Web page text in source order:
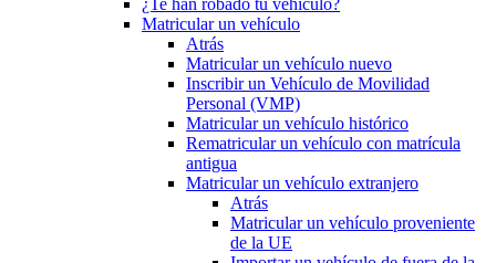
¿Te han robado tu vehículo?
Matricular un vehículo
Atrás
Matricular un vehículo nuevo
Inscribir un Vehículo de Movilidad
Personal (VMP)
Matricular un vehículo histórico
Rematricular un vehículo con matrícula
antigua
Matricular un vehículo extranjero
Atrás
Matricular un vehículo proveniente
de la UE